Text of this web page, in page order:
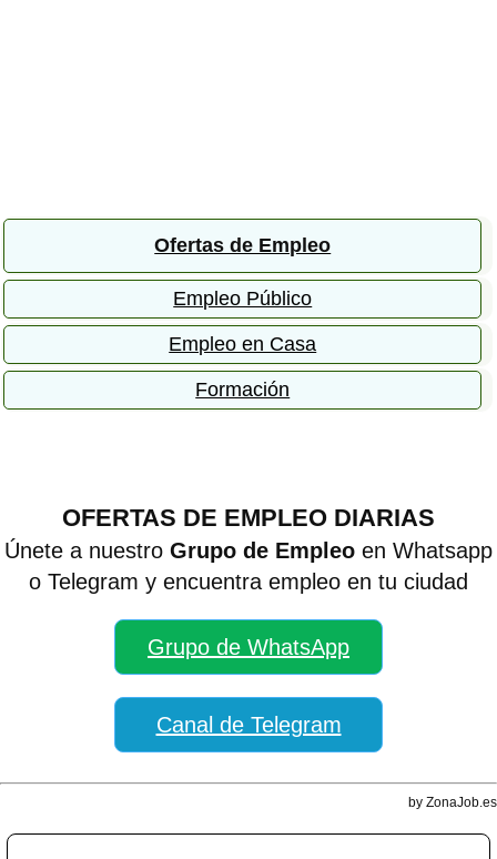
Ofertas de Empleo
Empleo Público
Empleo en Casa
Formación
OFERTAS DE EMPLEO DIARIAS
Únete a nuestro Grupo de Empleo en Whatsapp
o Telegram y encuentra empleo en tu ciudad
Grupo de WhatsApp
Canal de Telegram
by ZonaJob.es